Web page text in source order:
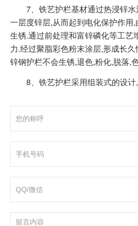
7、铁艺护栏基材通过热浸锌水
一层度锌层,从而起到电化保护作用
生锈.通过前处理和富锌磷化等工艺
力.经过聚脂彩色粉末涂层,形成长
锌钢护栏不会生锈,退色,粉化,脱落,
8、铁艺护栏采用组装式的设计,